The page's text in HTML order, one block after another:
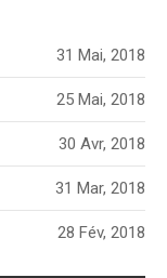
31 Mai, 2018
25 Mai, 2018
30 Avr, 2018
31 Mar, 2018
28 Fév, 2018